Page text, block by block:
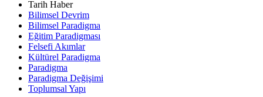
Tarih Haber
Bilimsel Devrim
Bilimsel Paradigma
Eğitim Paradigması
Felsefi Akımlar
Kültürel Paradigma
Paradigma
Paradigma Değişimi
Toplumsal Yapı